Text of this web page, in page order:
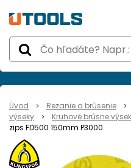
Úvod Rezanie a brúsenie
výseky
Kruhové brúsne
zips FD500 150mm P3000